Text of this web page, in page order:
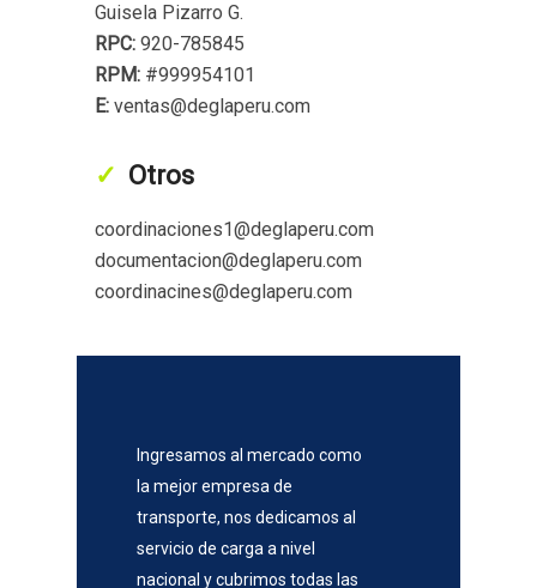
Guisela Pizarro G.
RPC: 920-785845
RPM: #999954101
E: ventas@deglaperu.com
Otros
coordinaciones1@deglaperu.com
documentacion@deglaperu.com
coordinacines@deglaperu.com
Ingresamos al mercado como
la mejor empresa de
transporte, nos dedicamos al
servicio de carga a nivel
nacional y cubrimos todas las